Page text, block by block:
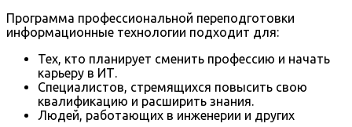
Программа профессиональной переподготовки
информационные технологии подходит для:
Тех, кто планирует сменить профессию и начать
карьеру в ИТ.
Специалистов, стремящихся повысить свою
квалификацию и расширить знания.
Людей, работающих в инженерии и других